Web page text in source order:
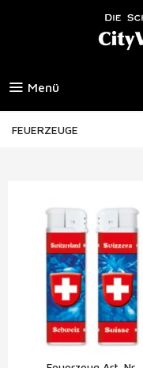
Menü
FEUERZEUGE